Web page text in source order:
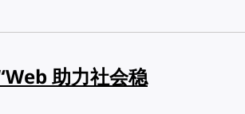
助力社会稳